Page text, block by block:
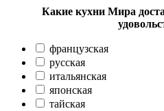
Какие кухни Мира
французская
русская
итальянская
японская
тайская